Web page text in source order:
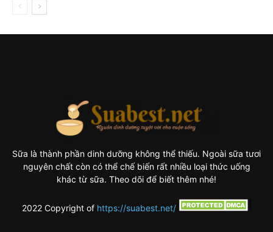
Sữa là thành phần dinh dưỡng không thể thiếu. Ngoài sữa tươi
nguyên chất còn có thể chế biến rất nhiều loại thức uống
khác từ sữa. Theo dõi để biết thêm nhé!
2022 Copyright of https://suabest.net/